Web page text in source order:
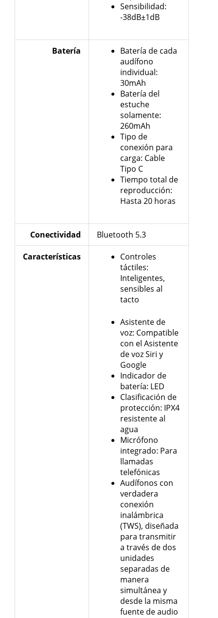
Sensibilidad:
-38dB±1dB
Batería
Batería de cada
audífono
individual:
30mAh
Batería del
estuche
solamente:
260mAh
Tipo de
conexión para
carga: Cable
Tipo C
Tiempo total de
reproducción:
Hasta 20 horas
Conectividad Bluetooth 5.3
Características
Controles
táctiles:
Inteligentes,
sensibles al
tacto
Asistente de
voz: Compatible
con el Asistente
de voz Siri y
Google
Indicador de
batería: LED
Clasificación de
protección: IPX4
resistente al
agua
Micrófono
integrado: Para
llamadas
telefónicas
Audífonos con
verdadera
conexión
inalámbrica
(TWS), diseñada
para transmitir
a través de dos
unidades
separadas de
manera
simultánea y
desde la misma
fuente de audio